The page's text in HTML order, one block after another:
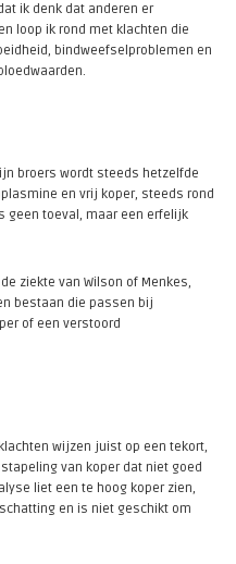
ik denk dat anderen er
loop ik rond met klachten die
bindweefselproblemen en
broers wordt steeds hetzelfde
en vrij koper, steeds rond
geen toeval, maar een erfelijk
ziekte van Wilson of Menkes,
bestaan die passen bij
of een verstoord
wijzen juist op een tekort,
van koper dat niet goed
liet een te hoog koper zien,
en is niet geschikt om